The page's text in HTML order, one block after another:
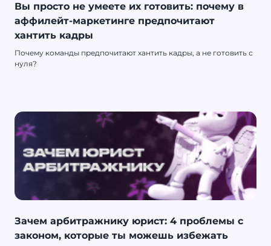
Вы просто не умеете их готовить: почему в
аффилейт-маркетинге предпочитают
хантить кадры
Почему команды предпочитают хантить кадры, а не готовить с
нуля?
Зачем арбитражнику юрист: 4 проблемы с
законом, которые ты можешь избежать